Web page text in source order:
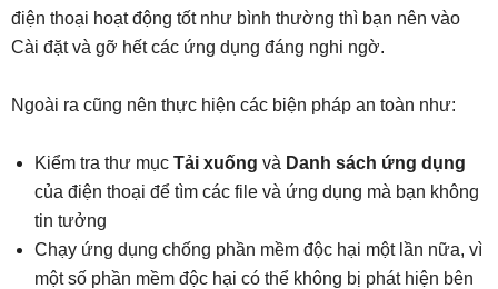
điện thoại hoạt động tốt như bình thường thì bạn nên vào
Cài đặt và gỡ hết các ứng dụng đáng nghi ngờ.
Ngoài ra cũng nên thực hiện các biện pháp an toàn như:
Kiểm tra thư mục Tải xuống và Danh sách ứng dụng
của điện thoại để tìm các file và ứng dụng mà bạn không
tin tưởng
Chạy ứng dụng chống phần mềm độc hại một lần nữa, vì
một số phần mềm độc hại có thể không bị phát hiện bên